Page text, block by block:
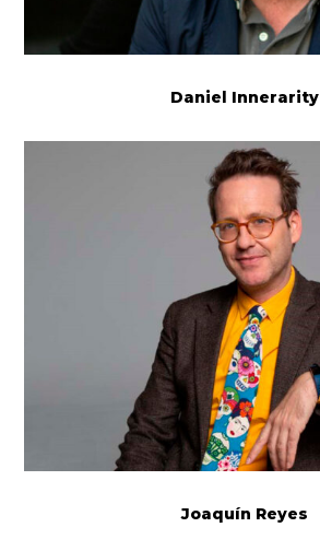
Daniel Innerarity
Joaquín Reyes